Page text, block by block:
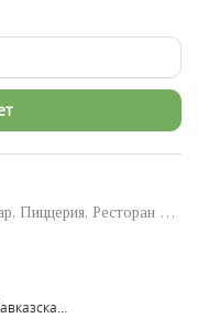
Ресторан, Кафе, Банкетный зал, Суши-бар, Пиццерия, Ресторан доставки